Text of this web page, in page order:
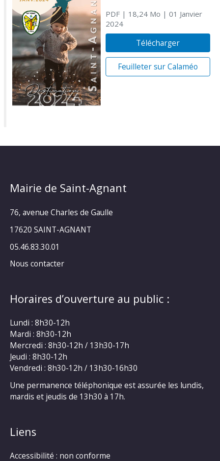
PDF| 18,24 Mo | 01 Janvier
2024
Télécharger
Feuilleter sur Calaméo
Mairie de Saint-Agnant
76, avenue Charles de Gaulle
17620 SAINT-AGNANT
05.46.83.30.01
Nous contacter
Horaires d’ouverture au public :
Lundi : 8h30-12h
Mardi : 8h30-12h
Mercredi : 8h30-12h / 13h30-17h
Jeudi : 8h30-12h
Vendredi : 8h30-12h / 13h30-16h30
Une permanence téléphonique est assurée les lundis,
mardis et jeudis de 13h30 à 17h.
Liens
Accessibilité : non conforme